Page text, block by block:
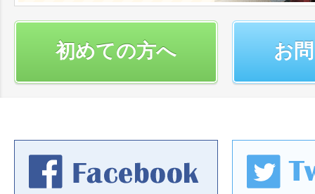
初めての方へ お